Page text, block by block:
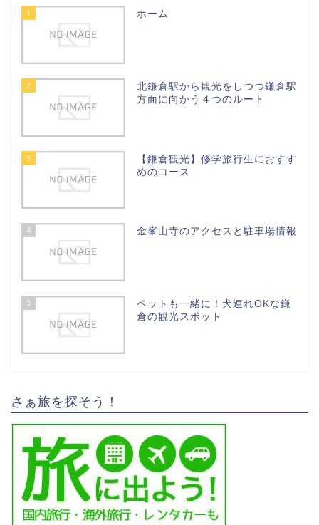
1 ホーム
2
北鎌倉駅から観光をしつつ鎌倉駅
方面に向かう４つのルート
3
【鎌倉観光】修学旅行生におすす
めのコース
4 金峯山寺のアクセスと駐車場情報
5
ペットも一緒に！犬連れOKな鎌
倉の観光スポット
さぁ旅を探そう！